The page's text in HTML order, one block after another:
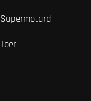
Supermotard
Toer